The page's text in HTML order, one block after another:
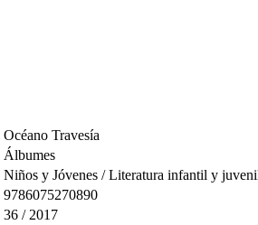
Océano Travesía
Álbumes
Niños y Jóvenes / Literatura infantil y
9786075270890
36 / 2017